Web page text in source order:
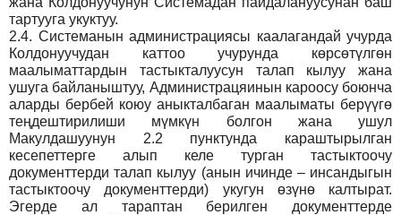
тартууга укуктуу.
2.4. Системанын администрациясы каалагандай учурда
Колдонуучудан каттоо учурунда көрсөтүлгөн
маалыматтардын тастыкталуусун талап кылуу жана
ушуга байланыштуу, Администрацяинын кароосу боюнча
аларды бербей коюу аныкталбаган маалыматы берүүгө
теңдештирилиши мүмкүн болгон жана ушул
Макулдашуунун 2.2 пунктунда караштырылган
кесепеттерге алып келе турган тастыктоочу
документтерди талап кылуу (анын ичинде – инсандыгын
тастыктоочу документтерди) укугун өзүнө калтырат.
Эгерде ал тараптан берилген документтерде